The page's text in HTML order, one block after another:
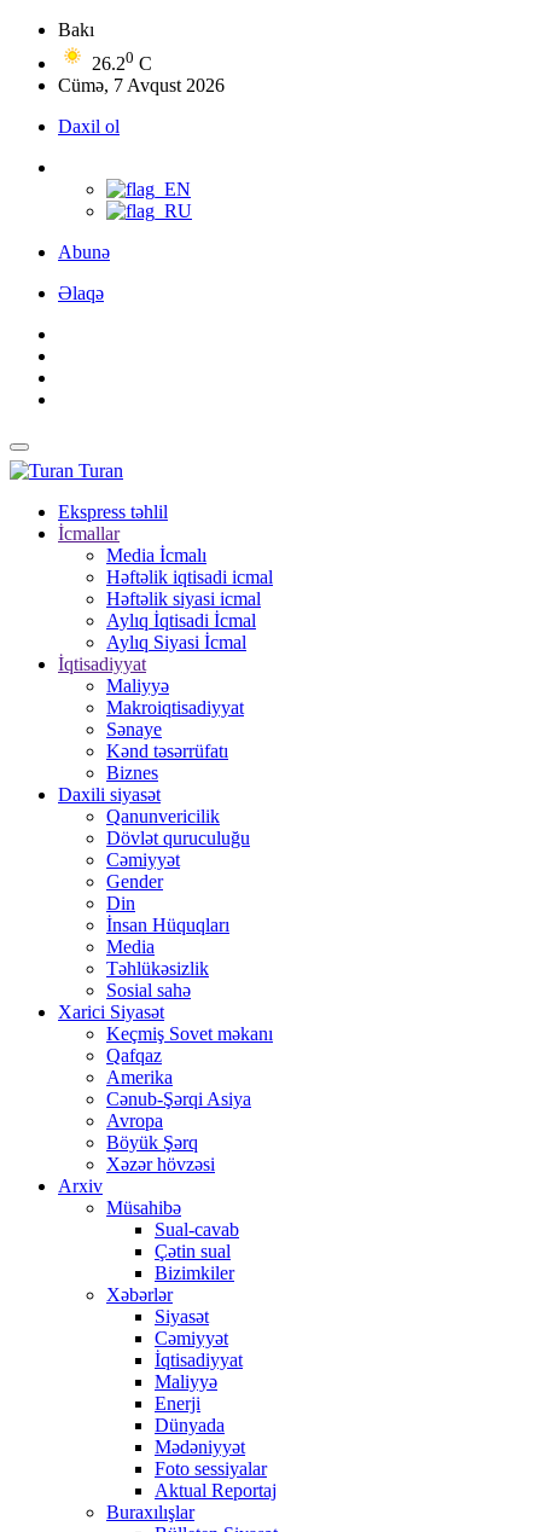
Bakı
26.20 C
Cümə, 7 Avqust 2026
Daxil ol
Abunə
Əlaqə
Turan
Ekspress təhlil
İcmallar
Media İcmalı
Həftəlik iqtisadi icmal
Həftəlik siyasi icmal
Aylıq İqtisadi İcmal
Aylıq Siyasi İcmal
İqtisadiyyat
Maliyyə
Makroiqtisadiyyat
Sənaye
Kənd təsərrüfatı
Biznes
Daxili siyasət
Qanunvericilik
Dövlət quruculuğu
Cəmiyyət
Gender
Din
İnsan Hüquqları
Media
Təhlükəsizlik
Sosial sahə
Xarici Siyasət
Keçmiş Sovet məkanı
Qafqaz
Amerika
Cənub-Şərqi Asiya
Avropa
Böyük Şərq
Xəzər hövzəsi
Arxiv
Müsahibə
Sual-cavab
Çətin sual
Bizimkiler
Xəbərlər
Siyasət
Cəmiyyət
İqtisadiyyat
Maliyyə
Enerji
Dünyada
Mədəniyyət
Foto sessiyalar
Aktual Reportaj
Buraxılışlar